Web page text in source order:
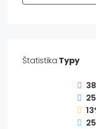
Štatistika Typy